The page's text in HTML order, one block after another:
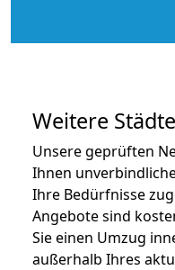
Weitere
Unsere geprüften
Ihnen
Ihre Bedürfnisse
Angebote sind
Sie einen Umzug
außerhalb Ihres